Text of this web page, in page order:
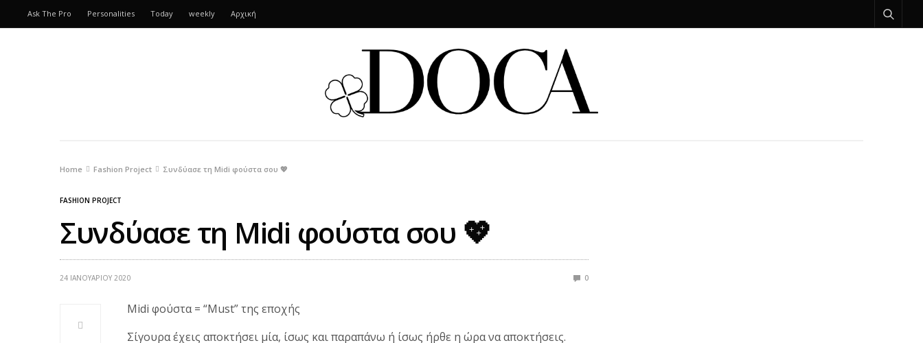
Ask The Pro Personalities Today weekly Αρχική
Home Fashion Project Συνδύασε τη Midi φούστα σου 💖
FASHION PROJECT
Συνδύασε τη Midi φούστα σου 💖
24 ΙΑΝΟΥΑΡΊΟΥ 2020 0
Midi φούστα = “Must” της εποχής
Σίγουρα έχεις αποκτήσει μία, ίσως και παραπάνω ή ίσως ήρθε η ώρα να αποκτήσεις.